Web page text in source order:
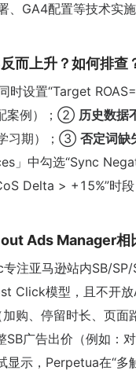
、GA4配置等技术实
而上升？如何排查
设置“Target
案例）；② 历史数据
习期）；③ 否定词缺
」中勾选“Sync
Delta > +15%”时
Ads Manager相
注亚马逊站内SB/SP/
Click模型，且不开
购、停留时长、页
广告出价（例如：
示，Perpetua在“多